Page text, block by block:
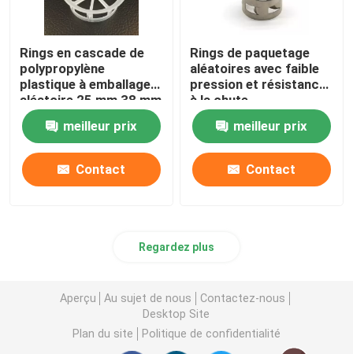
Rings en cascade de
polypropylène
plastique à emballage
aléatoire 25 mm 38 mm
50 mm 76 mm
meilleur prix
Contact
Rings de paquetage
aléatoires avec faible
pression et résistance
à la chute
meilleur prix
Contact
Regardez plus
Aperçu Au sujet de nous
Contactez-nous
Desktop Site
Plan du site
Politique de confidentialité